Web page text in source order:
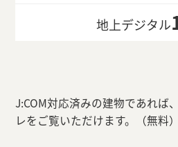
地上デジタル
J:COM対応済みの建物であれば
レをご覧いただけます。（無料）